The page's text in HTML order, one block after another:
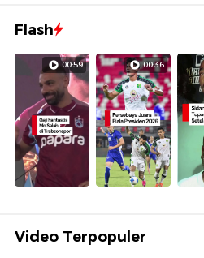
Flash
00:59 00:36
Video Terpopuler